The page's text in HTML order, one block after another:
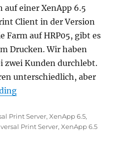
einer XenApp 6.5
Client in der Version
Farm auf HRP05, gibt es
Drucken. Wir haben
zwei Kunden durchlebt.
unterschiedlich, aber
“Achtung! Hotfix Rollup
Print Server,XenApp 6.5,
Print Server,XenApp 6.5